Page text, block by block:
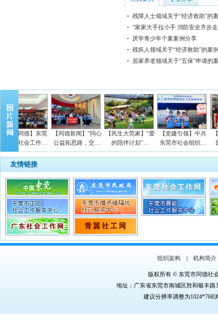
残障人士领域关于“经济救助”的
“家家大手拉小手 消防安全齐步
厌学青少年个案案例分享
残疾人领域关于“经济救助”的案
居家养老领域关于“五保”申请的
莞同德】东莞
德社会工作…
【同德新闻】“同心
公益拓思路，交…
【民生大莞家】“爱
的陪伴计划”…
【党建引领】中共
东莞市社会组织…
【党
圆心
友情链接
组织架构 机构简介
版权所有 © 东莞市同德社
地址：广东省东莞市南城区胜和银丰路
建议分辨率调整为1024*768